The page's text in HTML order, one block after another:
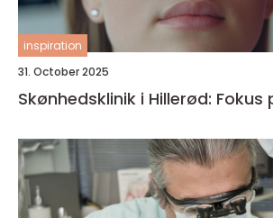
inspiration
31. October 2025
Skønhedsklinik i Hillerød: Fokus